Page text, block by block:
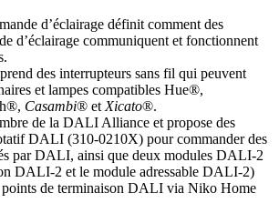
d’éclairage définit comment des
d’éclairage communiquent et fonctionnent
des interrupteurs sans fil qui peuvent
et lampes compatibles Hue®,
Casambi® et Xicato®.
de la DALI Alliance et propose des
DALI (310-0210X) pour commander des
par DALI, ainsi que deux modules DALI-2
DALI-2 et le module adressable DALI-2)
points de terminaison DALI via Niko Home